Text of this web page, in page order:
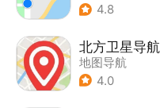
4.8
北方卫星导航
地图导航
4.0